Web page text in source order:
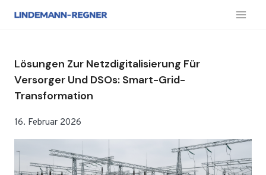
Inhalt
Lösungen Zur Netzdigitalisierung Für
Versorger Und DSOs: Smart-Grid-
Transformation
16. Februar 2026